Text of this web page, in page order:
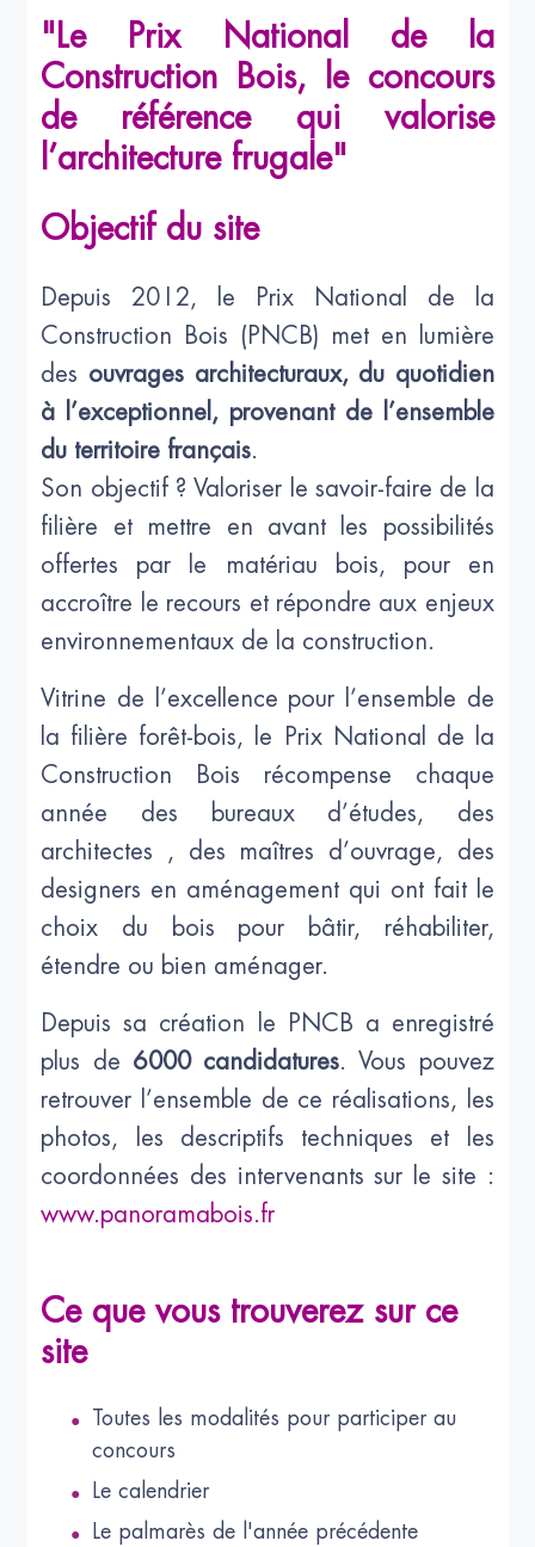
"Le Prix National de la
Construction Bois, le concours
de référence qui valorise
l’architecture frugale"
Objectif du site
Depuis 2012, le Prix National de la
Construction Bois (PNCB) met en lumière
des ouvrages architecturaux, du quotidien
à l’exceptionnel, provenant de l’ensemble
du territoire français.
Son objectif ? Valoriser le savoir-faire de la
filière et mettre en avant les possibilités
offertes par le matériau bois, pour en
accroître le recours et répondre aux enjeux
environnementaux de la construction.
Vitrine de l’excellence pour l’ensemble de
la filière forêt-bois, le Prix National de la
Construction Bois récompense chaque
année des bureaux d’études, des
architectes , des maîtres d’ouvrage, des
designers en aménagement qui ont fait le
choix du bois pour bâtir, réhabiliter,
étendre ou bien aménager.
Depuis sa création le PNCB a enregistré
plus de 6000 candidatures. Vous pouvez
retrouver l’ensemble de ce réalisations, les
photos, les descriptifs techniques et les
coordonnées des intervenants sur le site :
www.panoramabois.fr
Ce que vous trouverez sur ce
site
Toutes les modalités pour participer au
concours
Le calendrier
Le palmarès de l'année précédente